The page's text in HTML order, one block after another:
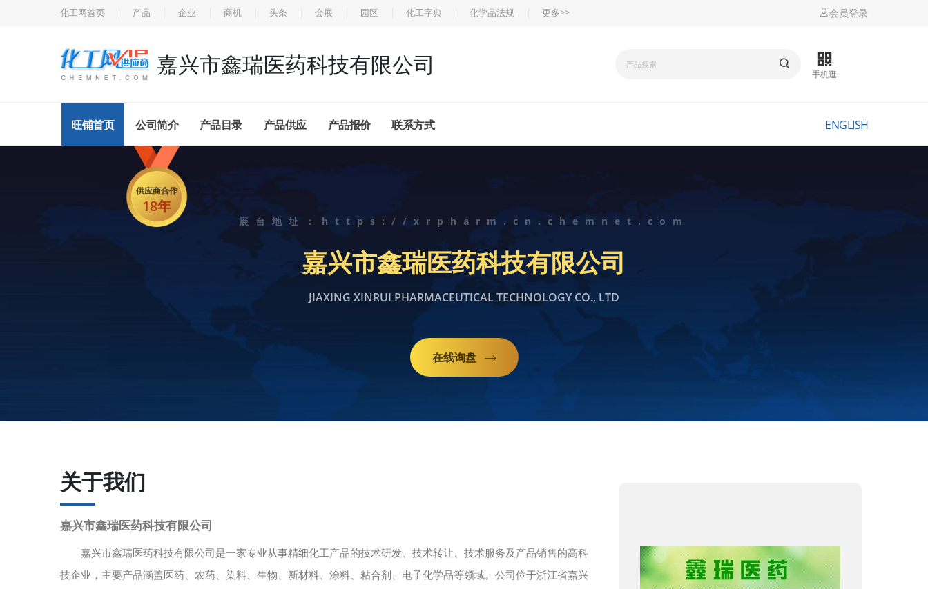
化工网首页 产品 企业 商机 头条 会展 园区 化工字典 化学品法规 更多>> 会员登录
嘉兴市鑫瑞医药科技有限公司 手机逛
旺铺首页 公司简介 产品目录 产品供应 产品报价 联系方式 ENGLISH
展台地址： https://xrpharm.cn.chemnet.com
嘉兴市鑫瑞医药科技有限公司
JIAXING XINRUI PHARMACEUTICAL TECHNOLOGY CO., LTD
在线询盘
供应商合作
18年
关于我们
嘉兴市鑫瑞医药科技有限公司
嘉兴市鑫瑞医药科技有限公司是一家专业从事精细化工产品的技术研发、技术转让、技术服务及产品销售的高科
技企业，主要产品涵盖医药、农药、染料、生物、新材料、涂料、粘合剂、电子化学品等领域。公司位于浙江省嘉兴